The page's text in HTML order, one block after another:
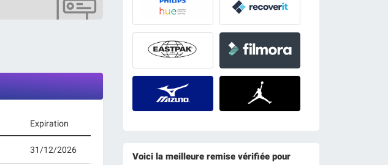
Expiration
31/12/2026
Voici la meilleure remise vérifiée pour